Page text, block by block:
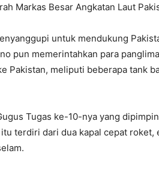
Markas Besar Angkatan Laut
untuk mendukung
pun memerintahkan para
Pakistan, meliputi beberapa tank
Tugas ke-10-nya yang
itu terdiri dari dua kapal cepat